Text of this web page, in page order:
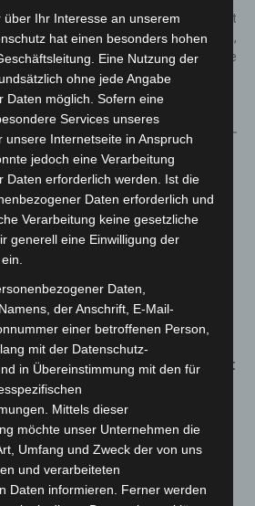
an
vhs Langenhagen bietet
Seminar zu Selbstdisziplin,
Resilienz und Balance
Mehr vom Autor
trifft Weingenuss: Barbara-
Mehring zeigt ihre Werke im
Wein-Depot Isernhagen
Turbobaustelle startet
Erste Tigermücken-
in Niedersachsen entdeckt
läuft mit Hockeyschläger über
sucht Zeugen
Ihr Interesse an unserem
hat einen besonders hohen
Eine Nutzung der
ohne jede Angabe
Daten möglich. Sofern eine
Services unseres
unsere Internetseite in Anspruch
jedoch eine Verarbeitung
Daten erforderlich werden. Ist die
Daten erforderlich und
Verarbeitung keine gesetzliche
generell eine Einwilligung der
Daten,
der Anschrift, E-Mail-
einer betroffenen Person,
mit der Datenschutz-
in Übereinstimmung mit den für
Mittels dieser
möchte unser Unternehmen die
Umfang und Zweck der von uns
und verarbeiteten
Daten informieren. Ferner werden